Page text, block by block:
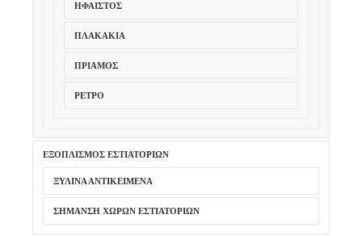
ΉΦΑΙΣΤΟΣ
ΠΛΑΚΆΚΙΑ
ΠΡΊΑΜΟΣ
ΡΕΤΡΌ
ΕΞΟΠΛΙΣΜΌΣ ΕΣΤΙΑΤΟΡΊΩΝ
ΞΎΛΙΝΑ ΑΝΤΙΚΕΊΜΕΝΑ
ΣΉΜΑΝΣΗ ΧΏΡΩΝ ΕΣΤΙΑΤΟΡΊΩΝ